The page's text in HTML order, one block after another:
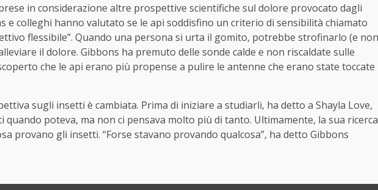
in considerazione altre prospettive scientifiche sul dolore provocato dagli
e colleghi hanno valutato se le api soddisfino un criterio di sensibilità chiamato
flessibile”. Quando una persona si urta il gomito, potrebbe strofinarlo (e non
il dolore. Gibbons ha premuto delle sonde calde e non riscaldate sulle
che le api erano più propense a pulire le antenne che erano state toccate
sugli insetti è cambiata. Prima di iniziare a studiarli, ha detto a Shayla Love,
quando poteva, ma non ci pensava molto più di tanto. Ultimamente, la sua ricerca
provano gli insetti. “Forse stavano provando qualcosa”, ha detto Gibbons